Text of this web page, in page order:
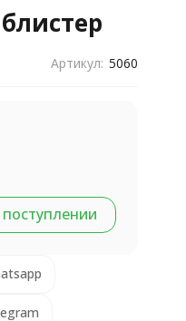
Артикул: 5060